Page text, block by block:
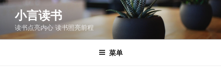
跳
容
小言读书
读书点亮内心 读书照亮前程
菜单